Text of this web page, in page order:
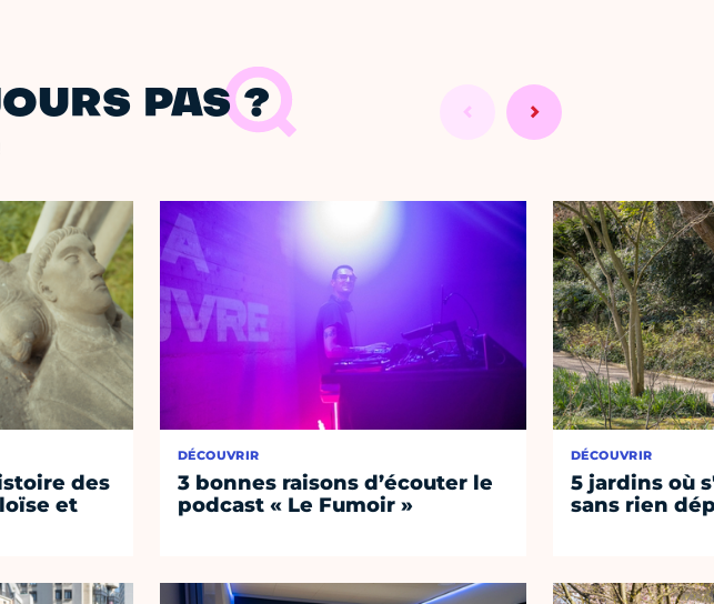
PAS ?
des
et
DÉCOUVRIR
3 bonnes raisons d’écouter le
podcast « Le Fumoir »
DÉCOUVRIR
5 jardins où
sans rien